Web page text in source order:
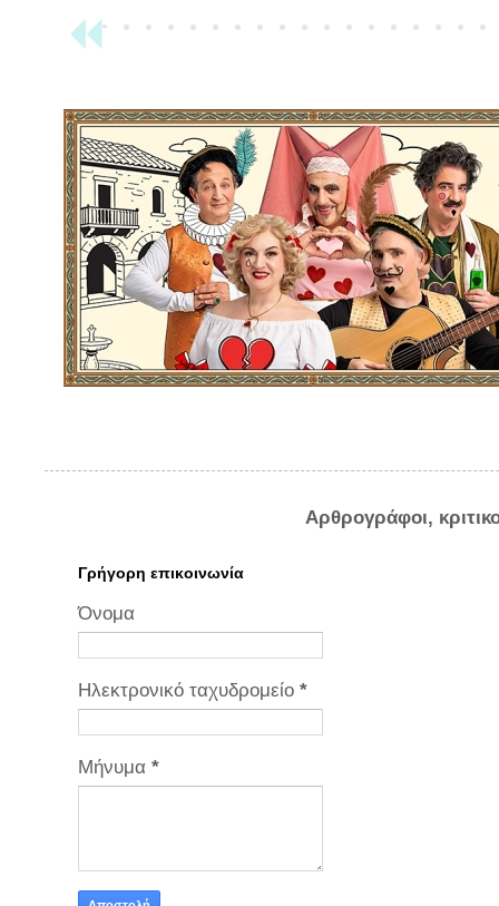
Αρθρογράφοι,
Γρήγορη επικοινωνία
Όνομα
Ηλεκτρονικό ταχυδρομείο *
Μήνυμα *